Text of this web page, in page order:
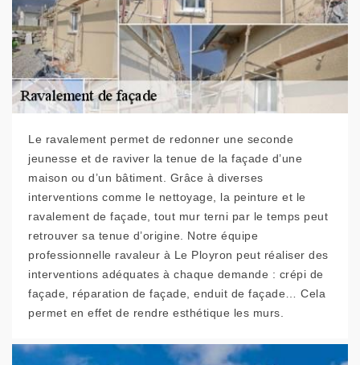
Le ravalement permet de redonner une seconde
jeunesse et de raviver la tenue de la façade d’une
maison ou d’un bâtiment. Grâce à diverses
interventions comme le nettoyage, la peinture et le
ravalement de façade, tout mur terni par le temps peut
retrouver sa tenue d’origine. Notre équipe
professionnelle ravaleur à Le Ployron peut réaliser des
interventions adéquates à chaque demande : crépi de
façade, réparation de façade, enduit de façade… Cela
permet en effet de rendre esthétique les murs.